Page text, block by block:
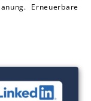
Erneuerbare